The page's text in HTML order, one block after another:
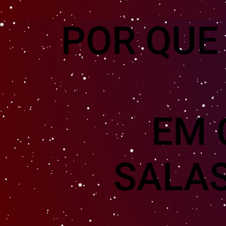
POR
EM